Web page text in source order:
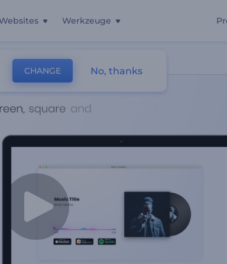
Werkzeuge
CHANGE No, thanks